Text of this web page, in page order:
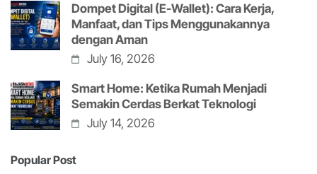
Dompet Digital (E-Wallet): Cara Kerja,
Manfaat, dan Tips Menggunakannya
dengan Aman
July 16, 2026
Smart Home: Ketika Rumah Menjadi
Semakin Cerdas Berkat Teknologi
July 14, 2026
Popular Post